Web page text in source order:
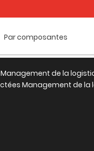
Par composantes
Management de la
Management de